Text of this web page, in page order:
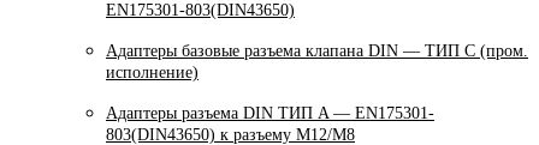
EN175301-803(DIN43650)
Адаптеры базовые разъема клапана DIN — ТИП C (пром.
исполнение)
Адаптеры разъема DIN ТИП A — EN175301-
803(DIN43650) к разъему M12/M8